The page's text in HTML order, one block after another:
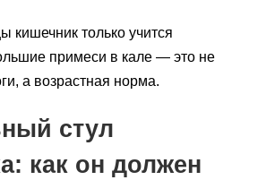
кишечник только учится
примеси в кале — это не
а возрастная норма.
стул
как он должен